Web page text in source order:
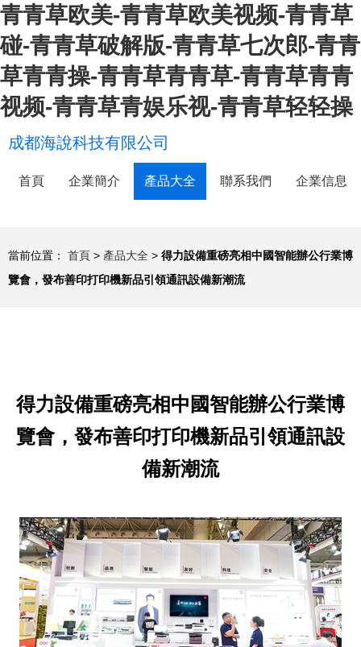
青青草欧美-青青草欧美视频-青青草
碰-青青草破解版-青青草七次郎-青青
草青青操-青青草青青草-青青草青青
视频-青青草青娱乐视-青青草轻轻操
成都海說科技有限公司
首頁 企業簡介 產品大全 聯系我們 企業信息
當前位置： 首頁 > 產品大全 > 得力設備重磅亮相中國智能辦公行業博
覽會，發布善印打印機新品引領通訊設備新潮流
得力設備重磅亮相中國智能辦公行業博
覽會，發布善印打印機新品引領通訊設
備新潮流